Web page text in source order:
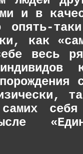
и в
как
весь